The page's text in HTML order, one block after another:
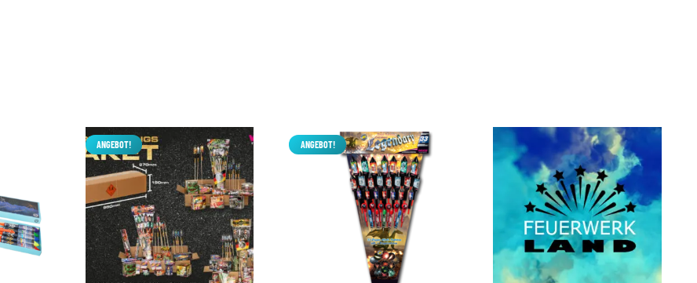
ANGEBOT! ANGEBOT!